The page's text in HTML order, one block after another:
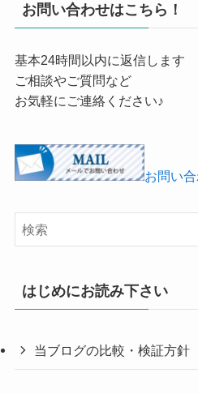
お問い合わせはこちら！
基本24時間以内に返信します
ご相談やご質問など
お気軽にご連絡ください♪
お問い
はじめにお読み下さい
当ブログの比較・検証方針